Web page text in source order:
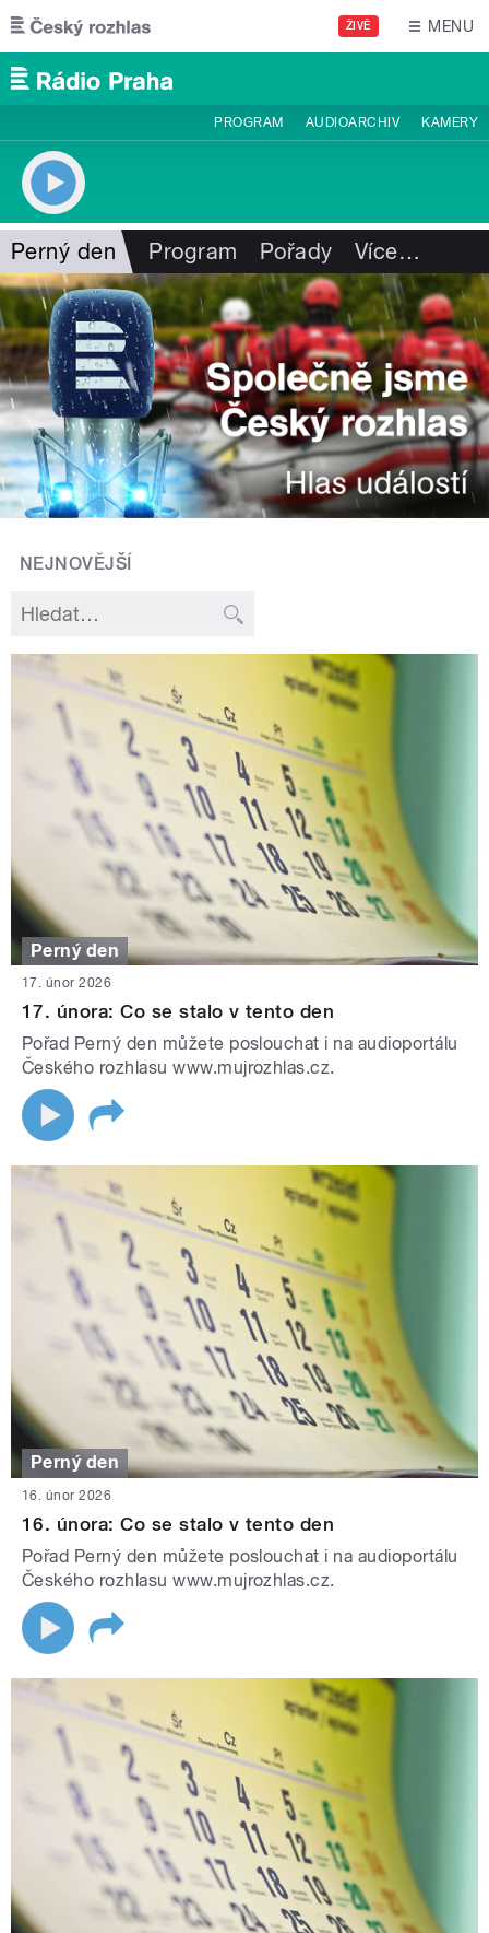
Přejít k hlavnímu obsahu
ŽIVĚ MENU
PROGRAM AUDIOARCHIV KAMERY
Perný den Program Pořady Více…
NEJNOVĚJŠÍ
Perný den
17. únor 2026
17. února: Co se stalo v tento den
Pořad Perný den můžete poslouchat i na audioportálu
Českého rozhlasu www.mujrozhlas.cz.
Perný den
16. únor 2026
16. února: Co se stalo v tento den
Pořad Perný den můžete poslouchat i na audioportálu
Českého rozhlasu www.mujrozhlas.cz.